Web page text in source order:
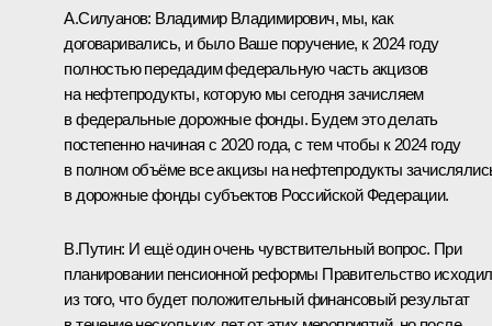
А.Силуанов: Владимир Владимирович, мы, как
договаривались, и было Ваше поручение, к 2024 году
полностью передадим федеральную часть акцизов
на нефтепродукты, которую мы сегодня зачисляем
в федеральные дорожные фонды. Будем это делать
постепенно начиная с 2020 года, с тем чтобы к 2024 году
в полном объёме все акцизы на нефтепродукты
в дорожные фонды субъектов Российской Федерации.
В.Путин: И ещё один очень чувствительный вопрос. При
планировании пенсионной реформы Правительство
из того, что будет положительный финансовый результат